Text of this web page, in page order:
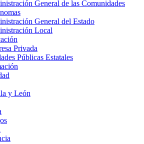
General de las Comunidades
General del Estado
Local
Privada
Públicas Estatales
y León